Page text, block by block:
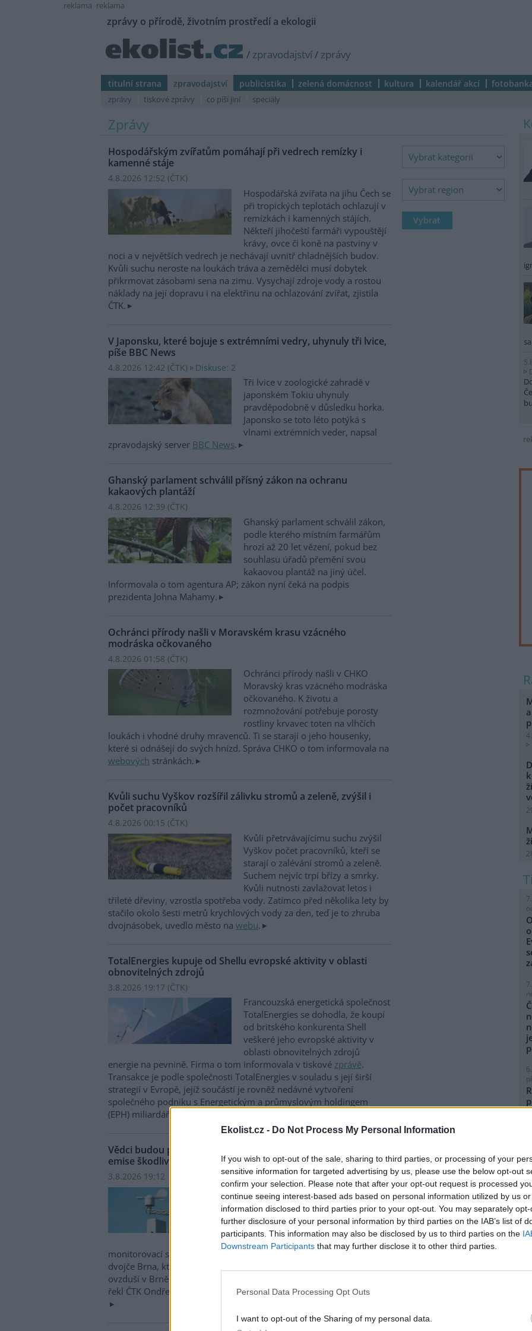
Ekolist.cz - Do Not Process My Personal Information
If you wish to opt-out of the sale, sharing to third parties, or processing of your
sensitive information for targeted advertising by us, please use the below opt-out
confirm your selection. Please note that after your opt-out request is processed
continue seeing interest-based ads based on personal information utilized by us
information disclosed to third parties prior to your opt-out. You may separately
further disclosure of your personal information by third parties on the IAB’s list of
participants. This information may also be disclosed by us to third parties on the
Downstream Participants that may further disclose it to other third parties.
Personal Data Processing Opt Outs
I want to opt-out of the Sharing of my personal data.
reklama reklama
zprávy o přírodě, životním prostředí a ekologii
/ zpravodajství/ zprávy
titulní strana zpravodajství publicistika zelená domácnost kultura kalendář akcí
zprávy tiskové zprávy co píší jiní speciály
Zprávy
Hospodářským zvířatům pomáhají při vedrech remízky i
kamenné stáje
4.8.2026 12:52 (ČTK)
Hospodářská zvířata na jihu Čech se
při tropických teplotách ochlazují v
remízkách i kamenných stájích.
Někteří jihočeští farmáři vypouštějí
krávy, ovce či koně na pastviny v
noci a v největších vedrech je nechávají uvnitř chladnějších budov.
Kvůli suchu neroste na loukách tráva a zemědělci musí dobytek
přikrmovat zásobami sena na zimu. Vysychají zdroje vody a rostou
náklady na její dopravu i na elektřinu na ochlazování zvířat, zjistila
ČTK.
V Japonsku, které bojuje s extrémními vedry, uhynuly tři lvice,
píše BBC News
4.8.2026 12:42 (ČTK) Diskuse: 2
Tři lvice v zoologické zahradě v
japonském Tokiu uhynuly
pravděpodobně v důsledku horka.
Japonsko se toto léto potýká s
vlnami extrémních veder, napsal
zpravodajský server BBC News.
Ghanský parlament schválil přísný zákon na ochranu
kakaových plantáží
4.8.2026 12:39 (ČTK)
Ghanský parlament schválil zákon,
podle kterého místním farmářům
hrozí až 20 let vězení, pokud bez
souhlasu úřadů přemění svou
kakaovou plantáž na jiný účel.
Informovala o tom agentura AP; zákon nyní čeká na podpis
prezidenta Johna Mahamy.
Ochránci přírody našli v Moravském krasu vzácného
modráska očkovaného
4.8.2026 01:58 (ČTK)
Ochránci přírody našli v CHKO
Moravský kras vzácného modráska
očkovaného. K životu a
rozmnožování potřebuje porosty
rostliny krvavec toten na vlhčích
loukách i vhodné druhy mravenců. Ti se starají o jeho housenky,
které si odnášejí do svých hnízd. Správa CHKO o tom informovala na
webových stránkách.
Kvůli suchu Vyškov rozšířil zálivku stromů a zeleně, zvýšil i
počet pracovníků
4.8.2026 00:15 (ČTK)
Kvůli přetrvávajícímu suchu zvýšil
Vyškov počet pracovníků, kteří se
starají o zalévání stromů a zeleně.
Suchem nejvíc trpí břízy a smrky.
Kvůli nutnosti zavlažovat letos i
tříleté dřeviny, vzrostla spotřeba vody. Zatímco před několika lety by
stačilo okolo šesti metrů krychlových vody za den, teď je to zhruba
dvojnásobek, uvedlo město na webu.
TotalEnergies kupuje od Shellu evropské aktivity v oblasti
obnovitelných zdrojů
3.8.2026 19:17 (ČTK)
Francouzská energetická společnost
TotalEnergies se dohodla, že koupí
od britského konkurenta Shell
veškeré jeho evropské aktivity v
oblasti obnovitelných zdrojů
energie na pevnině. Firma o tom informovala v tiskové zprávě.
Transakce je podle společnosti TotalEnergies v souladu s její širší
strategií v Evropě, jejíž součástí je rovněž nedávné vytvoření
společného podniku s Energetickým a průmyslovým holdingem
(EPH) miliardáře Daniela Křetínského.
Vědci budou po dobu 12 měsíců měřit v Brně na 35 místech
emise škodlivin
3.8.2026 19:12 | BRNO (
Vědci boudou v příštích 12 měsících
měřit na 35 místech v Brně
koncentrace znečišťujících látek. Od
minulého týdne instalují senzory,
které doplní stávající referenční
monitorovací stanice. Pomocí naměřených dat má vzniknout digitální
dvojče Brna, které vytvoří podrobný časoprostorový model kvality
ovzduší v Brně. Cílem je lepší porozumění dynamice kvality ovzduší,
řekl ČTK Ondřej Mikeš z pracoviště Masarykovy univerzity RECETOX.